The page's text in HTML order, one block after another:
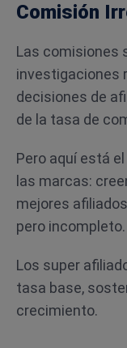
Comisión
Las comisiones
investigaciones
decisiones de
de la tasa de
Pero aquí está
las marcas:
mejores
pero incompleto.
Los super
tasa base,
crecimiento.